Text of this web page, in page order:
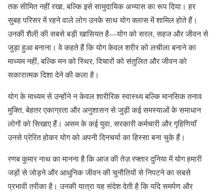
तक सीमित नहीं रखा, बल्कि इसे सामुदायिक अभ्यास का रूप दिया। हर
सुबह परिसर में रहने वाले लोग उनके साथ योग क्लास में शामिल होते हैं।
उनकी शैली की सबसे बड़ी खासियत है—योग को सरल, सहज और जीवन से
जुड़ा हुआ बनाना। वे कहते हैं कि योग केवल शरीर को लचीला बनाने का
माध्यम नहीं, बल्कि मन को स्थिर, विचारों को संतुलित और जीवन को
सकारात्मक दिशा देने की कला है।
योग के माध्यम से उन्होंने न केवल शारीरिक स्वास्थ्य बल्कि मानसिक तनाव
मुक्ति, बेहतर एकाग्रता और अनुशासन से जुड़ी कई समस्याओं के समाधान
लोगों को सिखाए हैं। असम के कई युवा, सरकारी कर्मचारी और गृहिणियाँ
उनसे प्रेरित होकर योग को अपनी दिनचर्या का हिस्सा बना चुके हैं।
रणब कुमार नाथ का मानना है कि आज की तेज़ रफ्तार दुनिया में योग हमारी
जड़ों से जोड़ने और आधुनिक जीवन की चुनौतियों से निपटने का सबसे
प्रभावी तरीका है। उनकी यात्रा यह संदेश देती है कि यदि समर्पण और